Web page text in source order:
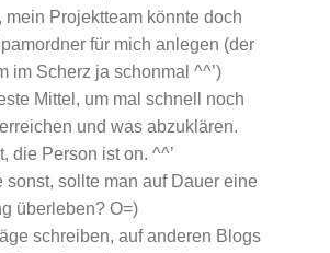
mein Projektteam könnte doch
für mich anlegen (der
im Scherz ja schonmal ^^’)
Mittel, um mal schnell noch
und was abzuklären.
die Person ist on. ^^’
sonst, sollte man auf Dauer eine
überleben? O=)
schreiben, auf anderen Blogs